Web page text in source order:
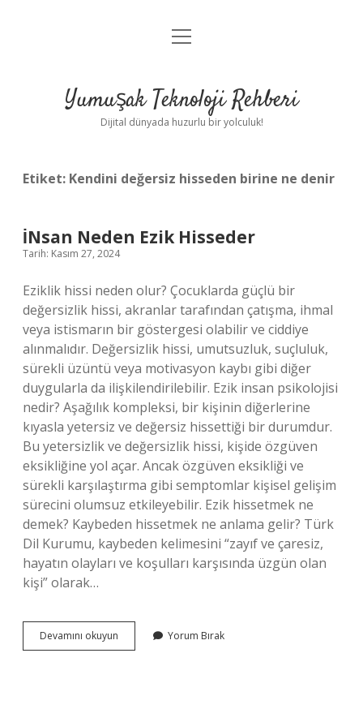
Anasayfa
Yasal Uyarı
menüyü
Yumuşak Teknoloji Rehberi
Dijital dünyada huzurlu bir yolculuk!
Etiket: Kendini değersiz hisseden birine ne denir
İNsan Neden Ezik Hisseder
Tarih: Kasım 27, 2024
Eziklik hissi neden olur? Çocuklarda güçlü bir
değersizlik hissi, akranlar tarafından çatışma, ihmal
veya istismarın bir göstergesi olabilir ve ciddiye
alınmalıdır. Değersizlik hissi, umutsuzluk, suçluluk,
sürekli üzüntü veya motivasyon kaybı gibi diğer
duygularla da ilişkilendirilebilir. Ezik insan psikolojisi
nedir? Aşağılık kompleksi, bir kişinin diğerlerine
kıyasla yetersiz ve değersiz hissettiği bir durumdur.
Bu yetersizlik ve değersizlik hissi, kişide özgüven
eksikliğine yol açar. Ancak özgüven eksikliği ve
sürekli karşılaştırma gibi semptomlar kişisel gelişim
sürecini olumsuz etkileyebilir. Ezik hissetmek ne
demek? Kaybeden hissetmek ne anlama gelir? Türk
Dil Kurumu, kaybeden kelimesini “zayıf ve çaresiz,
hayatın olayları ve koşulları karşısında üzgün olan
kişi” olarak…
Devamını okuyun
Neden
Yorum Bırak